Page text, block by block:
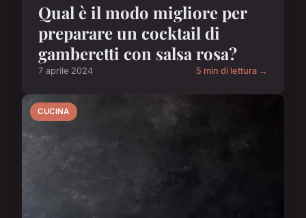
Qual è il modo migliore per
preparare un cocktail di
gamberetti con salsa rosa?
7 aprile 2024 5 min di lettura →
CUCINA